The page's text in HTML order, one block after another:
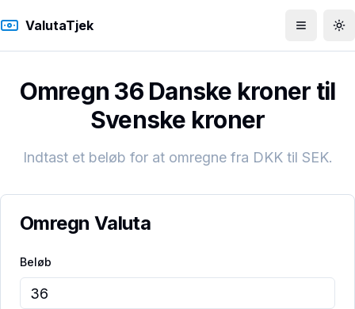
ValutaTjek Åbn menu
Omregn 36 Danske kroner til
Svenske kroner
Indtast et beløb for at omregne fra DKKtil SEK.
Omregn Valuta
Beløb